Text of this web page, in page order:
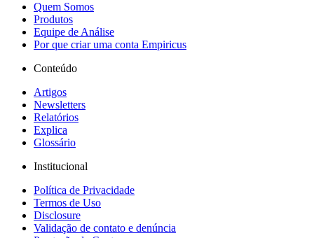
Quem Somos
Produtos
Equipe de Análise
Por que criar uma conta Empiricus
Conteúdo
Artigos
Newsletters
Relatórios
Explica
Glossário
Institucional
Política de Privacidade
Termos de Uso
Disclosure
Validação de contato e denúncia